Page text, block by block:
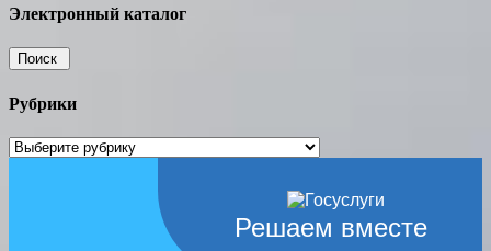
Электронный каталог
Рубрики
Рубрики
Решаем вместе